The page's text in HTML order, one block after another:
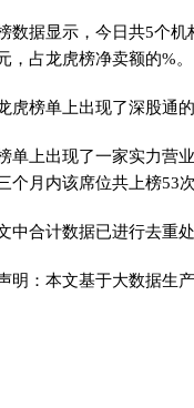
数据显示，今日共5个
，占龙虎榜净卖额的%。
虎榜单上出现了深股通
单上出现了一家实力营
个月内该席位共上榜53
中合计数据已进行去重处
明：本文基于大数据生